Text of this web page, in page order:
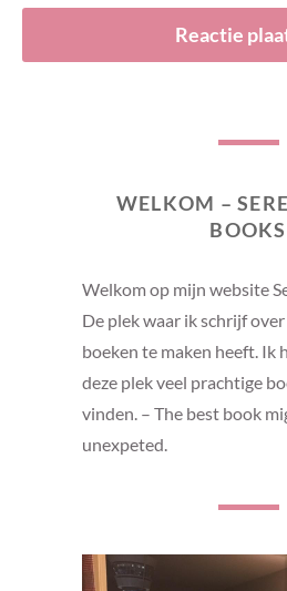
WELKOM –
BOOKS
Welkom op mijn website
De plek waar ik schrijf
boeken te maken heeft. Ik
deze plek veel prachtige
vinden. – The best book
unexpeted.